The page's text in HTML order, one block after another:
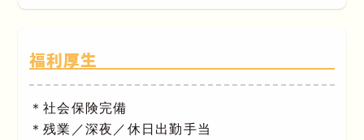
福利厚生
＊社会保険完備
＊残業／深夜／休日出勤手当